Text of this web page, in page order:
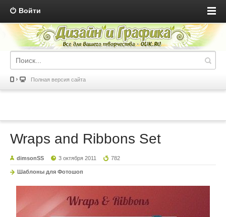
Войти
Полная версия сайта
Wraps and Ribbons Set
dimsonSS 3 октября 2011 782
Шаблоны для Фотошоп